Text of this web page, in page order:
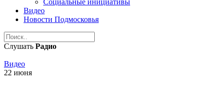
Социальные инициативы
Видео
Новости Подмосковья
Слушать Радио
Видео
22 июня